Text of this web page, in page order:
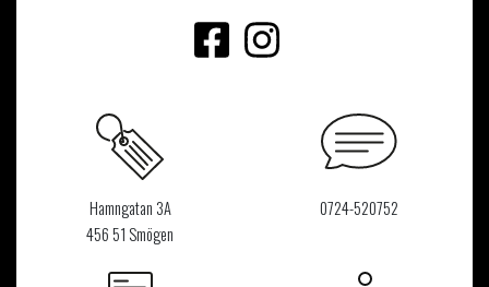
Hamngatan 3A
456 51 Smögen
0724-520752